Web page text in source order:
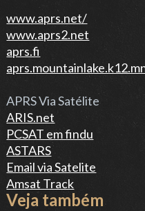
www.aprs.net/
www.aprs2.net
aprs.fi
APRS Via Satélite
ARIS.net
PCSAT em findu
ASTARS
Email via Satelite
Amsat Track
Veja também